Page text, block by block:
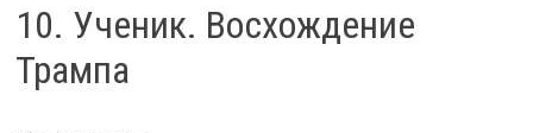
10. Ученик. Восхождение
Трампа